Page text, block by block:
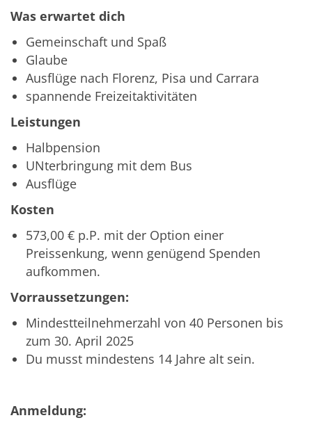
Was erwartet dich
Gemeinschaft und Spaß
Glaube
Ausflüge nach Florenz, Pisa und Carrara
spannende Freizeitaktivitäten
Leistungen
Halbpension
UNterbringung mit dem Bus
Ausflüge
Kosten
573,00 € p.P. mit der Option einer
Preissenkung, wenn genügend Spenden
aufkommen.
Vorraussetzungen:
Mindestteilnehmerzahl von 40 Personen bis
zum 30. April 2025
Du musst mindestens 14 Jahre alt sein.
Anmeldung: